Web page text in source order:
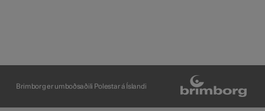
Brimborg er umboðsaðili Polestar á Íslandi